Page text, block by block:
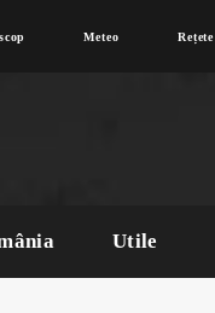
Meteo Rețete
Utile